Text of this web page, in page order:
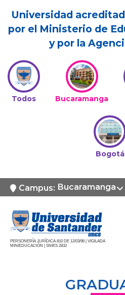
Universidad
por el Ministerio de
y por la
Todos Bucaramanga
Bogotá
Campus: Bucaramanga
PERSONERÍA JURÍDICA 810 DE 12/03/96 | VIGILADA
MINIEDUCACIÓN | SNIES 2832